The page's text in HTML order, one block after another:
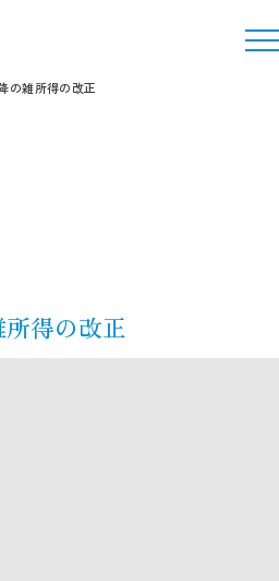
の雑所得の改正
得の改正